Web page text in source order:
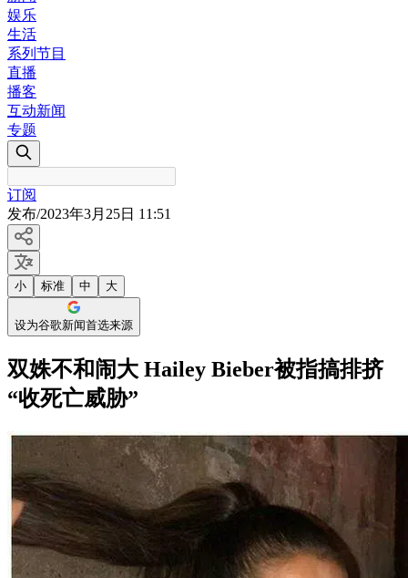
娱乐
生活
系列节目
直播
播客
互动新闻
专题
订阅
发布/2023年3月25日 11:51
小 标准 中 大
设为谷歌新闻首选来源
双姝不和闹大 Hailey Bieber被指搞排挤
“收死亡威胁”